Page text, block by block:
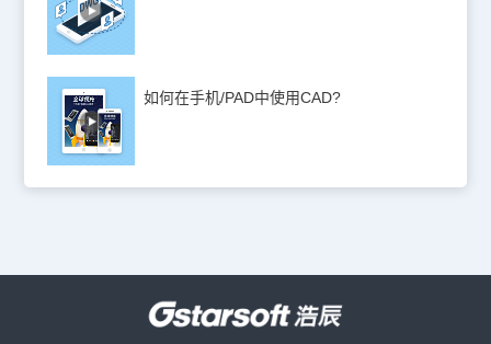
如何在手机/PAD中使用CAD?